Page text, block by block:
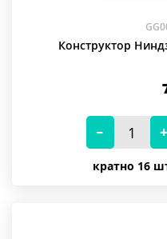
Конструктор
кратно 16